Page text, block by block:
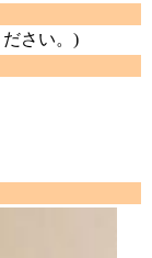
さい。)